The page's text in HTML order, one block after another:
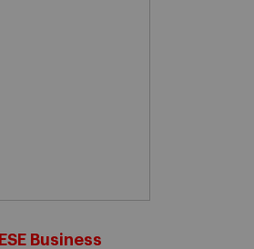
IESE Business